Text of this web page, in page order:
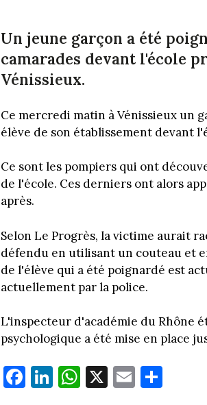
Un jeune garçon a été
camarades devant l'école
Vénissieux.
Ce mercredi matin à Vénissieux un
élève de son établissement devant
Ce sont les pompiers qui ont
de l'école. Ces derniers ont alors
après.
Selon Le Progrès, la victime aurait
défendu en utilisant un couteau et
de l'élève qui a été poignardé est
actuellement par la police.
L'inspecteur d'académie du Rhône
psychologique a été mise en place
Fa
ce
Li
nk
W
ha
X E
m